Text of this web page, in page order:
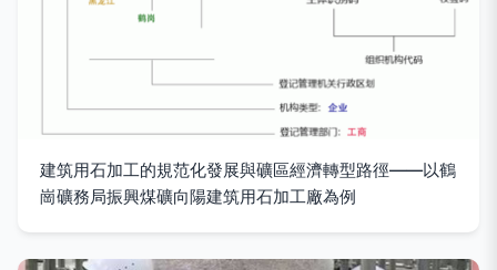
建筑用石加工的規范化發展與礦區經濟轉型路徑——以鶴
崗礦務局振興煤礦向陽建筑用石加工廠為例